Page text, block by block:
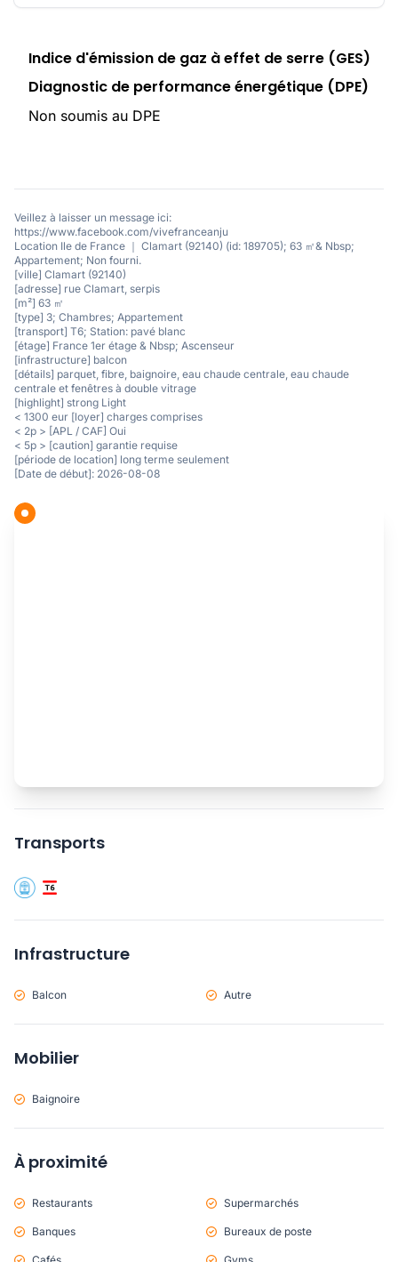
Indice d'émission de gaz à effet de serre (GES)
Diagnostic de performance énergétique (DPE)
Non soumis au DPE
Veillez à laisser un message ici:
https://www.facebook.com/vivefranceanju
Location Ile de France ｜ Clamart (92140) (id: 189705); 63 ㎡& Nbsp;
Appartement; Non fourni.
[ville] Clamart (92140)
[adresse] rue Clamart, serpis
[m²] 63 ㎡
[type] 3; Chambres; Appartement
[transport] T6; Station: pavé blanc
[étage] France 1er étage & Nbsp; Ascenseur
[infrastructure] balcon
[détails] parquet, fibre, baignoire, eau chaude centrale, eau chaude
centrale et fenêtres à double vitrage
[highlight] strong Light
< 1300 eur [loyer] charges comprises
< 2p > [APL / CAF] Oui
< 5p > [caution] garantie requise
[période de location] long terme seulement
[Date de début]: 2026-08-08
Transports
Infrastructure
Balcon Autre
Mobilier
Baignoire
À proximité
Restaurants Supermarchés
Banques Bureaux de poste